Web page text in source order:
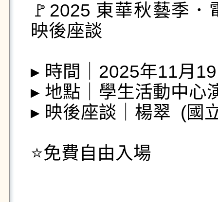
🚩2025 東華秋藝季
映後座談
▸ 時間｜2025年11月
▸ 地點｜學生活動中心
▸ 映後座談｜楊翠  (國
⭐免費自由入場